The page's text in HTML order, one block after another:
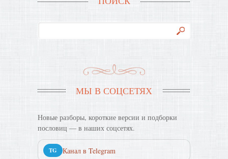
МЫ В СОЦСЕТЯХ
Новые разборы, короткие версии и подборки
пословиц — в наших соцсетях.
TG Канал в Telegram